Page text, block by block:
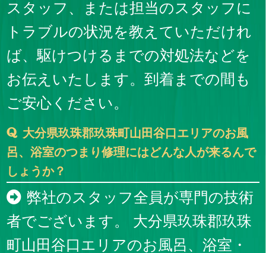
スタッフ、または担当のスタッフに
トラブルの状況を教えていただけれ
ば、駆けつけるまでの対処法などを
お伝えいたします。到着までの間も
ご安心ください。
大分県玖珠郡玖珠町山田谷口エリアのお風
呂、浴室のつまり修理にはどんな人が来るんで
しょうか？
弊社のスタッフ全員が専門の技術
者でございます。 大分県玖珠郡玖珠
町山田谷口エリアのお風呂、浴室・